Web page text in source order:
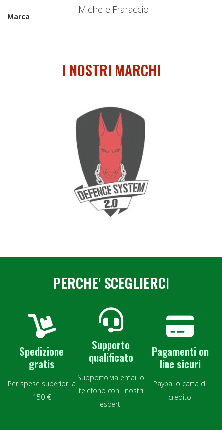
Marca
Michele Fraraccio
I NOSTRI MARCHI
PERCHE' SCEGLIERCI
Spedizione
gratis
Per spese superiori a
150 €
Supporto
qualificato
Supporto via email o
telefono con i nostri
esperti
Pagamenti on
line sicuri
Paypal o carta di
credito